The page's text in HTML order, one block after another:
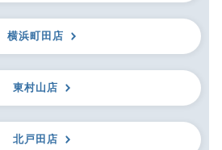
横浜町田店
東村山店
北戸田店